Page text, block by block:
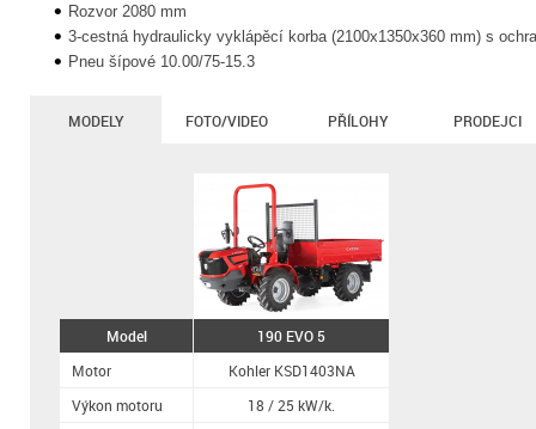
Rozvor 2080 mm
3-cestná hydraulicky vyklápěcí korba (2100x1350x360 mm) s
Pneu šípové 10.00/75-15.3
MODELY FOTO/VIDEO PŘÍLOHY PRODEJCI
Model
Motor
Výkon motoru
190 EVO 5
Kohler KSD1403NA
18 / 25 kW/k.